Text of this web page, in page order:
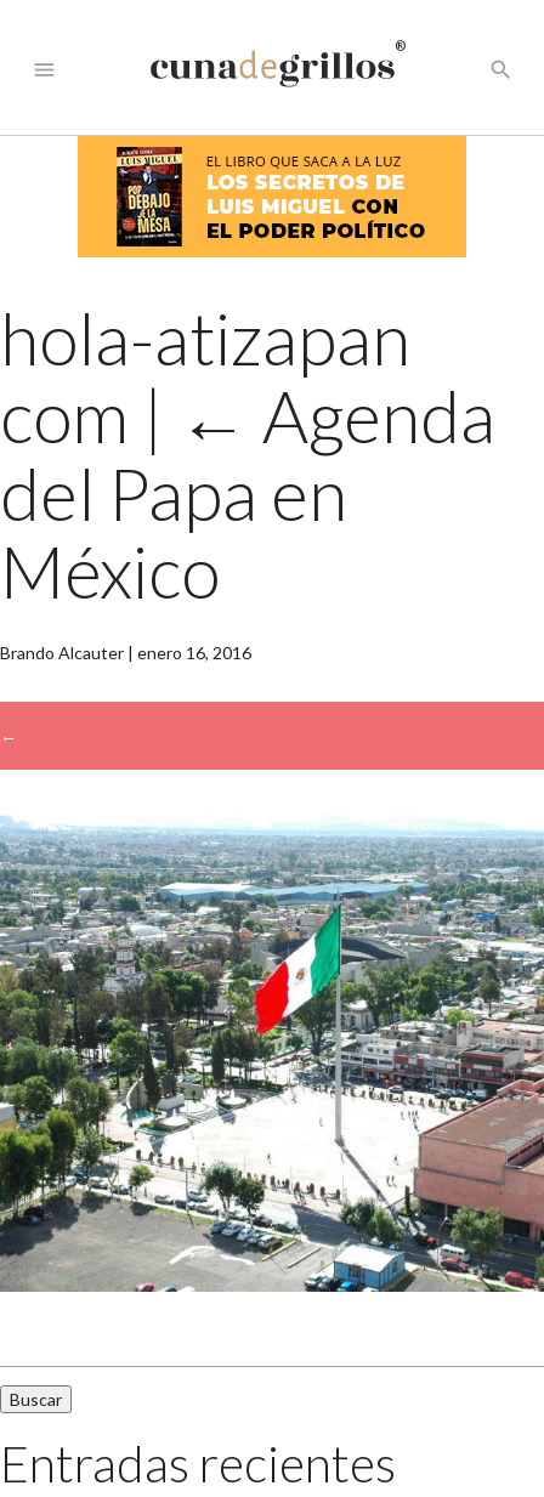
menu
®
search
hola-atizapan
com | ← Agenda
del Papa en
México
Brando Alcauter | enero 16, 2016
←
Entradas recientes